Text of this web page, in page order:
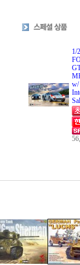
1/
w/